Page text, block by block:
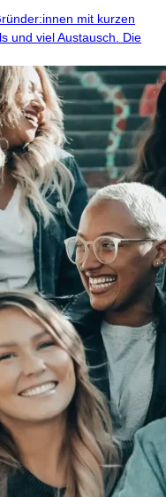
mit kurzen
und viel Austausch. Die